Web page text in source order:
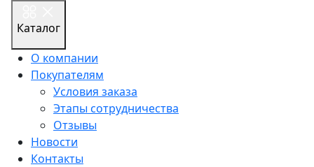
Каталог
О компании
Покупателям
Условия заказа
Этапы сотрудничества
Отзывы
Новости
Контакты